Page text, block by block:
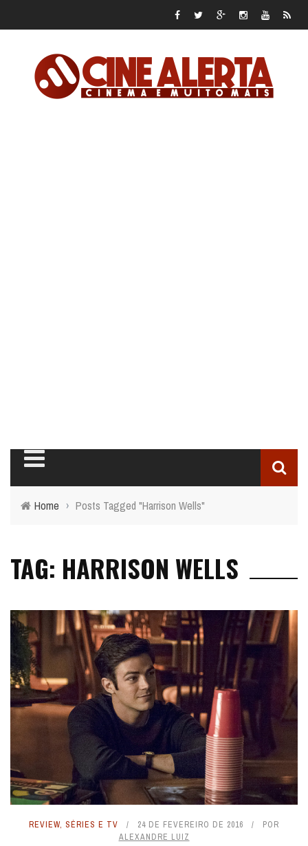
Home › Posts Tagged "Harrison Wells"
TAG: HARRISON WELLS
REVIEW, SÉRIES E TV 24 DE FEVEREIRO DE 2016
POR
ALEXANDRE LUIZ